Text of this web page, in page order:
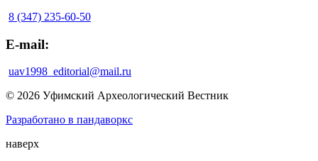
8 (347) 235-60-50
E-mail:
uav1998_editorial@mail.ru
© 2026 Уфимский Археологический Вестник
Разработано в пандаворкс
наверх